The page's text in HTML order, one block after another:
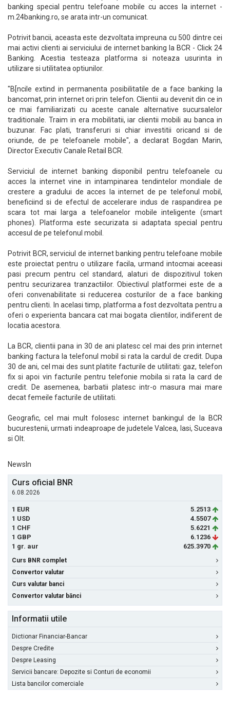
banking special pentru telefoane mobile cu acces la internet -
m.24banking.ro, se arata intr-un comunicat.
Potrivit bancii, aceasta este dezvoltata impreuna cu 500 dintre cei
mai activi clienti ai serviciului de internet banking la BCR - Click 24
Banking. Acestia testeaza platforma si noteaza usurinta in
utilizare si utilitatea optiunilor.
"B[ncile extind in permanenta posibilitatile de a face banking la
bancomat, prin internet ori prin telefon. Clientii au devenit din ce in
ce mai familiarizati cu aceste canale alternative sucursalelor
traditionale. Traim in era mobilitatii, iar clientii mobili au banca in
buzunar. Fac plati, transferuri si chiar investitii oricand si de
oriunde, de pe telefoanele mobile", a declarat Bogdan Marin,
Director Executiv Canale Retail BCR.
Serviciul de internet banking disponibil pentru telefoanele cu
acces la internet vine in intampinarea tendintelor mondiale de
crestere a gradului de acces la internet de pe telefonul mobil,
beneficiind si de efectul de accelerare indus de raspandirea pe
scara tot mai larga a telefoanelor mobile inteligente (smart
phones). Platforma este securizata si adaptata special pentru
accesul de pe telefonul mobil.
Potrivit BCR, serviciul de internet banking pentru telefoane mobile
este proiectat pentru o utilizare facila, urmand intocmai aceeasi
pasi precum pentru cel standard, alaturi de dispozitivul token
pentru securizarea tranzactiilor. Obiectivul platformei este de a
oferi convenabilitate si reducerea costurilor de a face banking
pentru clienti. In acelasi timp, platforma a fost dezvoltata pentru a
oferi o experienta bancara cat mai bogata clientilor, indiferent de
locatia acestora.
La BCR, clientii pana in 30 de ani platesc cel mai des prin internet
banking factura la telefonul mobil si rata la cardul de credit. Dupa
30 de ani, cel mai des sunt platite facturile de utilitati: gaz, telefon
fix si apoi vin facturile pentru telefonie mobila si rata la card de
credit. De asemenea, barbatii platesc intr-o masura mai mare
decat femeile facturile de utilitati.
Geografic, cel mai mult folosesc internet bankingul de la BCR
bucurestenii, urmati indeaproape de judetele Valcea, Iasi, Suceava
si Olt.
NewsIn
Curs oficial BNR
6.08.2026
1 EUR
5.2513
1 USD
4.5507
1 CHF
5.6221
1 GBP
6.1236
1 gr. aur
625.3970
Curs BNR complet
Convertor valutar
Curs valutar banci
Convertor valutar bănci
Informatii utile
Dictionar Financiar-Bancar
Despre Credite
Despre Leasing
Servicii bancare: Depozite si Conturi de economii
Lista bancilor comerciale